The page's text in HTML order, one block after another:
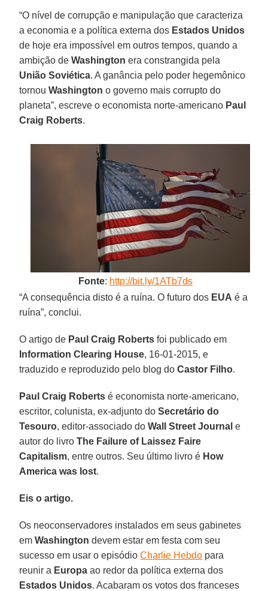
“O nível de corrupção e manipulação que caracteriza
a economia e a política externa dos Estados Unidos
de hoje era impossível em outros tempos, quando a
ambição deWashington era constrangida pela
União Soviética. A ganância pelo poder hegemônico
tornouWashington o governo mais corrupto do
planeta”, escreve o economista norte-americano Paul
Craig Roberts.
Fonte: http://bit.ly/1ATb7ds
“A consequência disto é a ruína. O futuro dos EUA é a
ruína”, conclui.
O artigo de Paul Craig Roberts foi publicado em
Information Clearing House, 16-01-2015, e
traduzido e reproduzido pelo blog doCastor Filho.
Paul Craig Roberts é economista norte-americano,
escritor, colunista, ex-adjunto doSecretário do
Tesouro, editor-associado doWall Street Journal e
autor do livroThe Failure of Laissez Faire
Capitalism, entre outros. Seu último livro é How
America was lost.
Eis o artigo.
Os neoconservadores instalados em seus gabinetes
emWashington devem estar em festa com seu
sucesso em usar o episódioCharlie Hebdo para
reunir a Europa ao redor da política externa dos
Estados Unidos. Acabaram os votos dos franceses